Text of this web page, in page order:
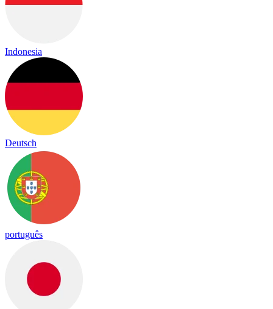
Indonesia
Deutsch
português